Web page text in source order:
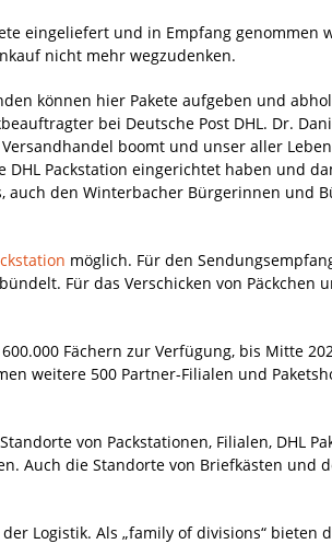
eingeliefert und in Empfang genommen
nicht mehr wegzudenken.
können hier Pakete aufgeben und
bei Deutsche Post DHL. Dr.
boomt und unser aller
Packstation eingerichtet haben und
den Winterbacher Bürgerinnen und
möglich. Für den
Für das Verschicken von Päckchen
Fächern zur Verfügung, bis Mitte
weitere 500 Partner-Filialen und
von Packstationen, Filialen, DHL
Auch die Standorte von Briefkästen und
Logistik. Als „family of divisions“ bieten